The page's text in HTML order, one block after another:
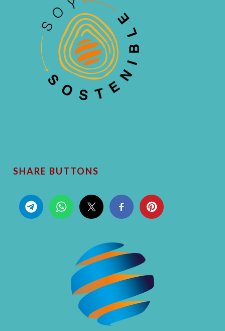
SHARE BUTTONS